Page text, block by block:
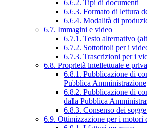
6.6.2. Tipi di documenti
6.6.3. Formato di lettura
6.6.4. Modalità di
6.7. Immagini e video
6.7.1. Testo alternativo
6.7.2. Sottotitoli per i
6.7.3. Trascrizioni per i
6.8. Proprietà intellettuale e
6.8.1. Pubblicazione di
Pubblica Amministrazione
6.8.2. Pubblicazione di
dalla Pubblica
6.8.3. Consenso dei
6.9. Ottimizzazione per i motori